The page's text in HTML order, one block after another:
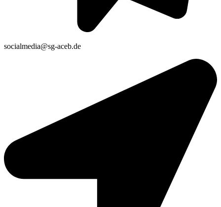
socialmedia@sg-aceb.de